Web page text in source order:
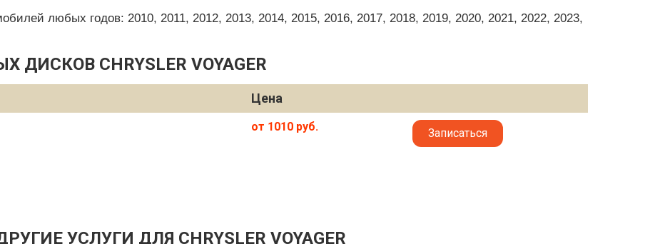
любых годов: 2010, 2011, 2012, 2013, 2014, 2015, 2016, 2017, 2018, 2019, 2020, 2021, 2022, 2023,
CHRYSLER VOYAGER
Цена
от 1010 руб. Записаться
УСЛУГИ ДЛЯ CHRYSLER VOYAGER